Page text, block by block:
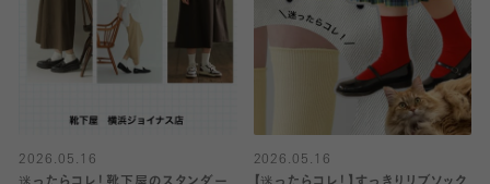
2026.05.16
2026.05.16